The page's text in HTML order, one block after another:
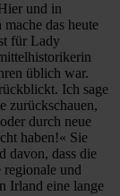
und in
das heute
für Lady
üblich war.
Ich sage
zurückschauen,
durch neue
haben!« Sie
davon, dass die
und
Irland eine lange